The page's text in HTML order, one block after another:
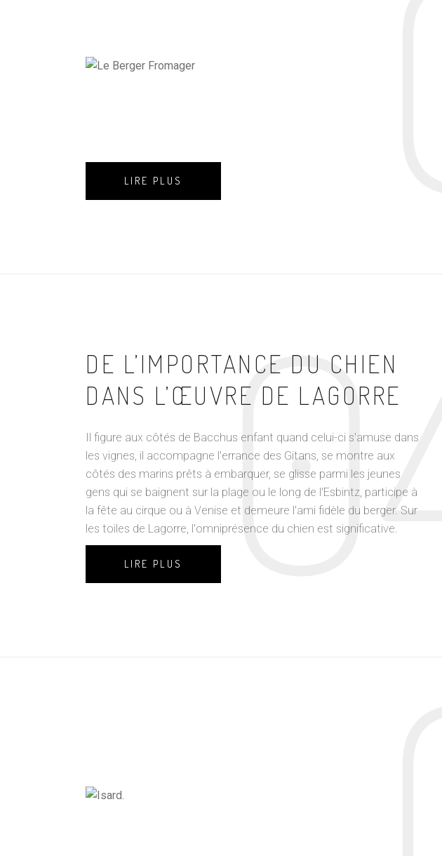
LIRE PLUS
DE L’IMPORTANCE DU CHIEN
DANS L’ŒUVRE DE LAGORRE
Il figure aux côtés de Bacchus enfant quand celui-ci s'amuse dans
les vignes, il accompagne l'errance des Gitans, se montre aux
côtés des marins prêts à embarquer, se glisse parmi les jeunes
gens qui se baignent sur la plage ou le long de l'Esbintz, participe à
la fête au cirque ou à Venise et demeure l'ami fidèle du berger. Sur
les toiles de Lagorre, l'omniprésence du chien est significative.
LIRE PLUS